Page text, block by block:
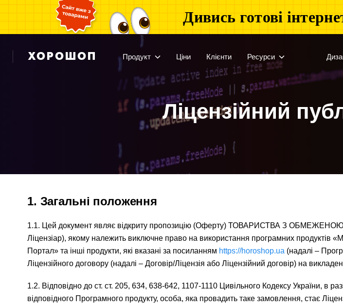
Дивись готові
Продукт Ціни Клієнти Ресурси
Ліцензійний
1. Загальні положення
1.1. Цей документ являє відкриту пропозицію (Оферту) ТОВАРИСТВА З
Ліцензіар), якому належить виключне право на використання програмних
Портал» та інші продукти, які вказані за посиланням https://horoshop.ua (надалі –
Ліцензійного договору (надалі – Договір/Ліцензія або Ліцензійний договір) на
1.2. Відповідно до ст. ст. 205, 634, 638-642, 1107-1110 Цивільного Кодексу України, в
відповідного Програмного продукту, особа, яка провадить таке замовлення, стає